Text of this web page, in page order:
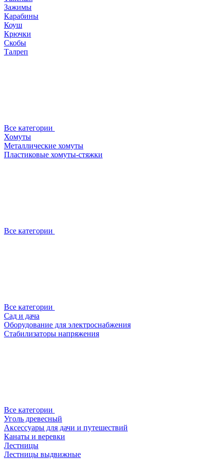
Зажимы
Карабины
Коуш
Крючки
Скобы
Талреп
Все категории
Хомуты
Металлические хомуты
Пластиковые хомуты-стяжки
Все категории
Все категории
Сад и дача
Оборудование для электроснабжения
Стабилизаторы напряжения
Все категории
Уголь древесный
Аксессуары для дачи и путешествий
Канаты и веревки
Лестницы
Лестницы выдвижные